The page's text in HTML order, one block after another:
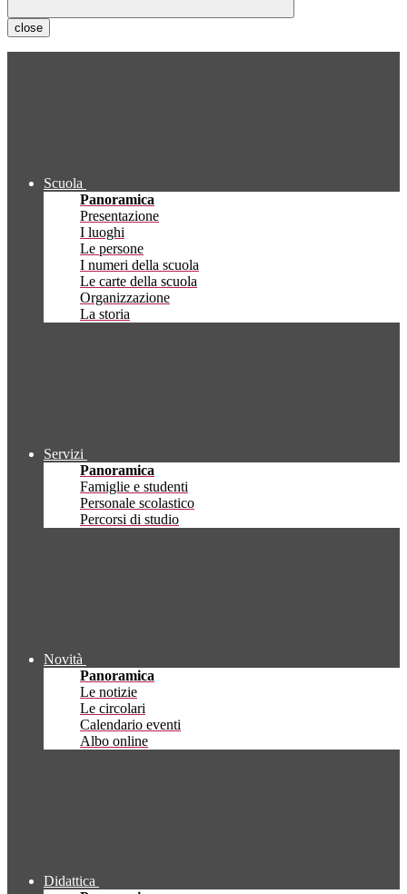
close
Scuola
Panoramica
Presentazione
I luoghi
Le persone
I numeri della scuola
Le carte della scuola
Organizzazione
La storia
Servizi
Panoramica
Famiglie e studenti
Personale scolastico
Percorsi di studio
Novità
Panoramica
Le notizie
Le circolari
Calendario eventi
Albo online
Didattica